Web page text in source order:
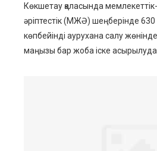
Көкшетау қаласында
әріптестік (МЖӘ) шеңберінде
көпбейінді аурухана салу
маңызы бар жоба іске асырылуда.